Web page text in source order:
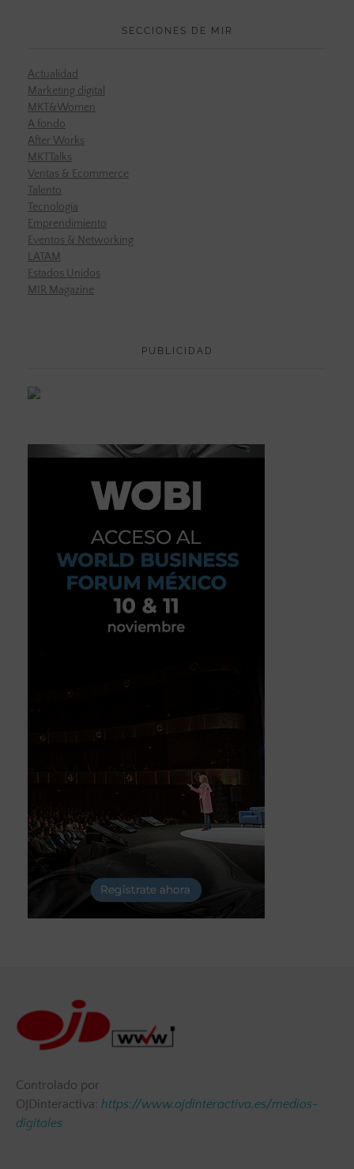
SECCIONES DE MIR
Actualidad
Marketing digital
MKT&Women
A fondo
After Works
MKTTalks
Ventas & Ecommerce
Talento
Tecnología
Emprendimiento
Eventos & Networking
LATAM
Estados Unidos
MIR Magazine
PUBLICIDAD
Controlado por
OJDinteractiva: https://www.ojdinteractiva.es/medios-
digitales